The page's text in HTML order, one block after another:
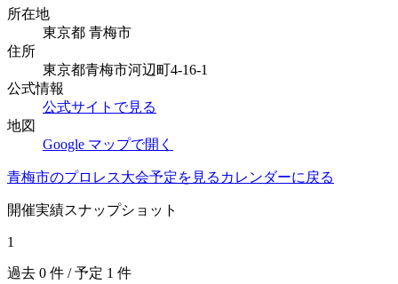
所在地
東京都 青梅市
住所
東京都青梅市河辺町4-16-1
公式情報
公式サイトで見る
地図
Google マップで開く
青梅市のプロレス大会予定を見る カレンダーに戻る
開催実績スナップショット
1
過去 0 件 / 予定 1 件